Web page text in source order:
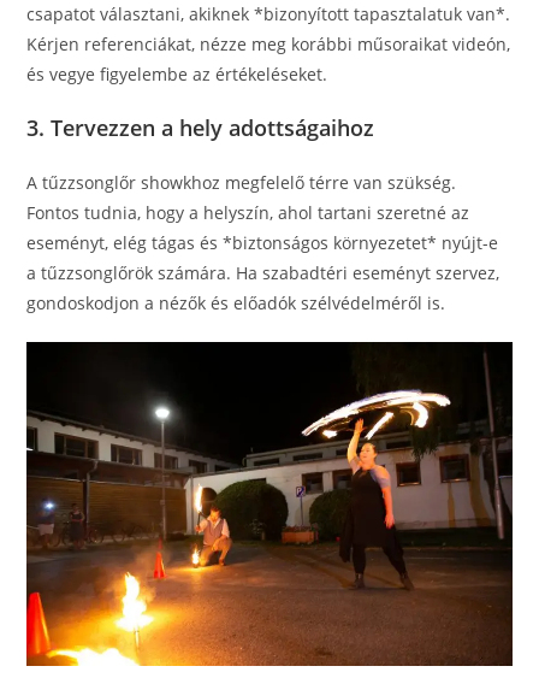
csapatot választani, akiknek *bizonyított tapasztalatuk van*.
Kérjen referenciákat, nézze meg korábbi műsoraikat videón,
és vegye figyelembe az értékeléseket.
3. Tervezzen a hely adottságaihoz
A tűzzsonglőr showkhoz megfelelő térre van szükség.
Fontos tudnia, hogy a helyszín, ahol tartani szeretné az
eseményt, elég tágas és *biztonságos környezetet* nyújt-e
a tűzzsonglőrök számára. Ha szabadtéri eseményt szervez,
gondoskodjon a nézők és előadók szélvédelméről is.